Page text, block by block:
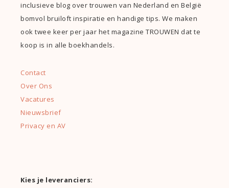
inclusieve blog over trouwen van Nederland en België
bomvol bruiloft inspiratie en handige tips. We maken
ook twee keer per jaar het magazine TROUWEN dat te
koop is in alle boekhandels.
Contact
Over Ons
Vacatures
Nieuwsbrief
Privacy en AV
Kies je leveranciers: